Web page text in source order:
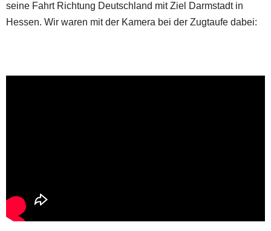
seine Fahrt Richtung Deutschland mit Ziel Darmstadt in
Hessen. Wir waren mit der Kamera bei der Zugtaufe dabei: